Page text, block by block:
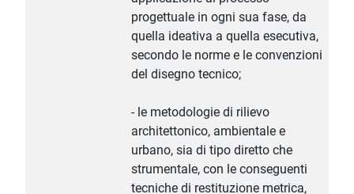
progettuale in ogni sua fase, da
quella ideativa a quella esecutiva,
secondo le norme e le convenzioni
del disegno tecnico;
- le metodologie di rilievo
architettonico, ambientale e
urbano, sia di tipo diretto che
strumentale, con le conseguenti
tecniche di restituzione metrica,